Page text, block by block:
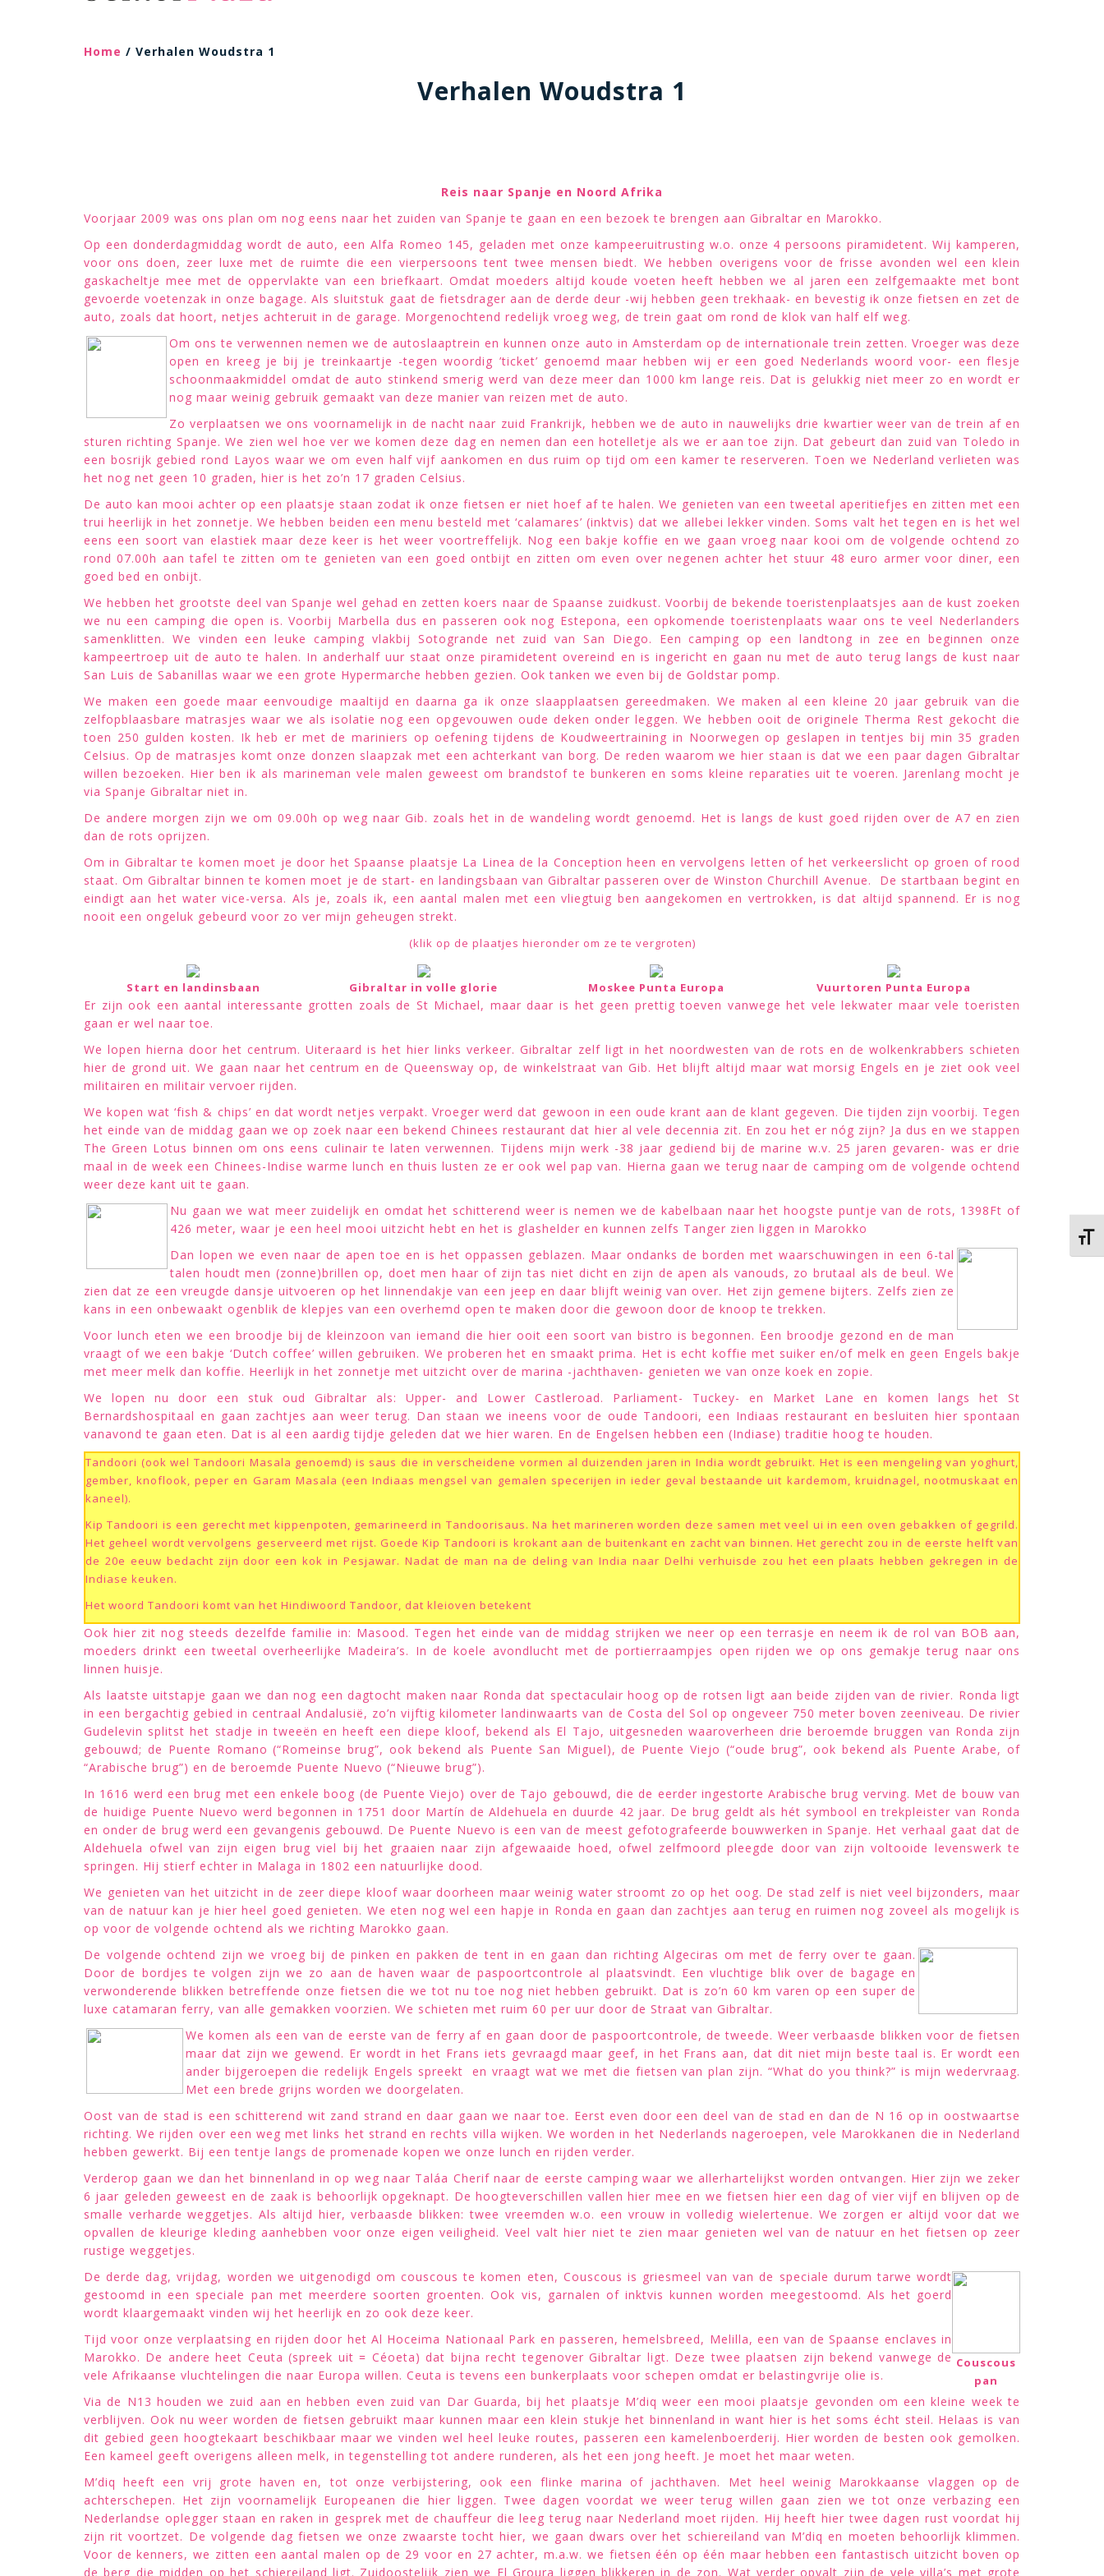
Home / Verhalen Woudstra 1
Verhalen Woudstra 1
Reis naar Spanje en Noord Afrika
Voorjaar 2009 was ons plan om nog eens naar het zuiden van Spanje te gaan en een bezoek te brengen aan Gibraltar en Marokko.
Op een donderdagmiddag wordt de auto, een Alfa Romeo 145, geladen met onze kampeeruitrusting w.o. onze 4 persoons piramidetent. Wij kamperen,
voor ons doen, zeer luxe met de ruimte die een vierpersoons tent twee mensen biedt. We hebben overigens voor de frisse avonden wel een klein
gaskacheltje mee met de oppervlakte van een briefkaart. Omdat moeders altijd koude voeten heeft hebben we al jaren een zelfgemaakte met bont
gevoerde voetenzak in onze bagage. Als sluitstuk gaat de fietsdrager aan de derde deur -wij hebben geen trekhaak- en bevestig ik onze fietsen en zet de
auto, zoals dat hoort, netjes achteruit in de garage. Morgenochtend redelijk vroeg weg, de trein gaat om rond de klok van half elf weg.
Om ons te verwennen nemen we de autoslaaptrein en kunnen onze auto in Amsterdam op de internationale trein zetten. Vroeger was deze
open en kreeg je bij je treinkaartje -tegen woordig ’ticket’ genoemd maar hebben wij er een goed Nederlands woord voor- een flesje
schoonmaakmiddel omdat de auto stinkend smerig werd van deze meer dan 1000 km lange reis. Dat is gelukkig niet meer zo en wordt er
nog maar weinig gebruik gemaakt van deze manier van reizen met de auto.
Zo verplaatsen we ons voornamelijk in de nacht naar zuid Frankrijk, hebben we de auto in nauwelijks drie kwartier weer van de trein af en
sturen richting Spanje. We zien wel hoe ver we komen deze dag en nemen dan een hotelletje als we er aan toe zijn. Dat gebeurt dan zuid van Toledo in
een bosrijk gebied rond Layos waar we om even half vijf aankomen en dus ruim op tijd om een kamer te reserveren. Toen we Nederland verlieten was
het nog net geen 10 graden, hier is het zo’n 17 graden Celsius.
De auto kan mooi achter op een plaatsje staan zodat ik onze fietsen er niet hoef af te halen. We genieten van een tweetal aperitiefjes en zitten met een
trui heerlijk in het zonnetje. We hebben beiden een menu besteld met ‘calamares’ (inktvis) dat we allebei lekker vinden. Soms valt het tegen en is het wel
eens een soort van elastiek maar deze keer is het weer voortreffelijk. Nog een bakje koffie en we gaan vroeg naar kooi om de volgende ochtend zo
rond 07.00h aan tafel te zitten om te genieten van een goed ontbijt en zitten om even over negenen achter het stuur 48 euro armer voor diner, een
goed bed en onbijt.
We hebben het grootste deel van Spanje wel gehad en zetten koers naar de Spaanse zuidkust. Voorbij de bekende toeristenplaatsjes aan de kust zoeken
we nu een camping die open is. Voorbij Marbella dus en passeren ook nog Estepona, een opkomende toeristenplaats waar ons te veel Nederlanders
samenklitten. We vinden een leuke camping vlakbij Sotogrande net zuid van San Diego. Een camping op een landtong in zee en beginnen onze
kampeertroep uit de auto te halen. In anderhalf uur staat onze piramidetent overeind en is ingericht en gaan nu met de auto terug langs de kust naar
San Luis de Sabanillas waar we een grote Hypermarche hebben gezien. Ook tanken we even bij de Goldstar pomp.
We maken een goede maar eenvoudige maaltijd en daarna ga ik onze slaapplaatsen gereedmaken. We maken al een kleine 20 jaar gebruik van die
zelfopblaasbare matrasjes waar we als isolatie nog een opgevouwen oude deken onder leggen. We hebben ooit de originele Therma Rest gekocht die
toen 250 gulden kosten. Ik heb er met de mariniers op oefening tijdens de Koudweertraining in Noorwegen op geslapen in tentjes bij min 35 graden
Celsius. Op de matrasjes komt onze donzen slaapzak met een achterkant van borg. De reden waarom we hier staan is dat we een paar dagen Gibraltar
willen bezoeken. Hier ben ik als marineman vele malen geweest om brandstof te bunkeren en soms kleine reparaties uit te voeren. Jarenlang mocht je
via Spanje Gibraltar niet in.
De andere morgen zijn we om 09.00h op weg naar Gib. zoals het in de wandeling wordt genoemd. Het is langs de kust goed rijden over de A7 en zien
dan de rots oprijzen.
Om in Gibraltar te komen moet je door het Spaanse plaatsje La Linea de la Conception heen en vervolgens letten of het verkeerslicht op groen of rood
staat. Om Gibraltar binnen te komen moet je de start- en landingsbaan van Gibraltar passeren over de Winston Churchill Avenue. De startbaan begint en
eindigt aan het water vice-versa. Als je, zoals ik, een aantal malen met een vliegtuig ben aangekomen en vertrokken, is dat altijd spannend. Er is nog
nooit een ongeluk gebeurd voor zo ver mijn geheugen strekt.
(klik op de plaatjes hieronder om ze te vergroten)
Start en landinsbaan Gibraltar in volle glorie Moskee Punta Europa Vuurtoren Punta Europa
Er zijn ook een aantal interessante grotten zoals de St Michael, maar daar is het geen prettig toeven vanwege het vele lekwater maar vele toeristen
gaan er wel naar toe.
We lopen hierna door het centrum. Uiteraard is het hier links verkeer. Gibraltar zelf ligt in het noordwesten van de rots en de wolkenkrabbers schieten
hier de grond uit. We gaan naar het centrum en de Queensway op, de winkelstraat van Gib. Het blijft altijd maar wat morsig Engels en je ziet ook veel
militairen en militair vervoer rijden.
We kopen wat ‘fish & chips’ en dat wordt netjes verpakt. Vroeger werd dat gewoon in een oude krant aan de klant gegeven. Die tijden zijn voorbij. Tegen
het einde van de middag gaan we op zoek naar een bekend Chinees restaurant dat hier al vele decennia zit. En zou het er nóg zijn? Ja dus en we stappen
The Green Lotus binnen om ons eens culinair te laten verwennen. Tijdens mijn werk -38 jaar gediend bij de marine w.v. 25 jaren gevaren- was er drie
maal in de week een Chinees-Indise warme lunch en thuis lusten ze er ook wel pap van. Hierna gaan we terug naar de camping om de volgende ochtend
weer deze kant uit te gaan.
Nu gaan we wat meer zuidelijk en omdat het schitterend weer is nemen we de kabelbaan naar het hoogste puntje van de rots, 1398Ft of
426 meter, waar je een heel mooi uitzicht hebt en het is glashelder en kunnen zelfs Tanger zien liggen in Marokko
Dan lopen we even naar de apen toe en is het oppassen geblazen. Maar ondanks de borden met waarschuwingen in een 6-tal
talen houdt men (zonne)brillen op, doet men haar of zijn tas niet dicht en zijn de apen als vanouds, zo brutaal als de beul. We
zien dat ze een vreugde dansje uitvoeren op het linnendakje van een jeep en daar blijft weinig van over. Het zijn gemene bijters. Zelfs zien ze
kans in een onbewaakt ogenblik de klepjes van een overhemd open te maken door die gewoon door de knoop te trekken.
Voor lunch eten we een broodje bij de kleinzoon van iemand die hier ooit een soort van bistro is begonnen. Een broodje gezond en de man
vraagt of we een bakje ‘Dutch coffee’ willen gebruiken. We proberen het en smaakt prima. Het is echt koffie met suiker en/of melk en geen Engels bakje
met meer melk dan koffie. Heerlijk in het zonnetje met uitzicht over de marina -jachthaven- genieten we van onze koek en zopie.
We lopen nu door een stuk oud Gibraltar als: Upper- and Lower Castleroad. Parliament- Tuckey- en Market Lane en komen langs het St
Bernardshospitaal en gaan zachtjes aan weer terug. Dan staan we ineens voor de oude Tandoori, een Indiaas restaurant en besluiten hier spontaan
vanavond te gaan eten. Dat is al een aardig tijdje geleden dat we hier waren. En de Engelsen hebben een (Indiase) traditie hoog te houden.
Tandoori (ook wel Tandoori Masala genoemd) is saus die in verscheidene vormen al duizenden jaren in India wordt gebruikt. Het is een mengeling van yoghurt,
gember, knoflook, peper en Garam Masala (een Indiaas mengsel van gemalen specerijen in ieder geval bestaande uit kardemom, kruidnagel, nootmuskaat en
kaneel).
Kip Tandoori is een gerecht met kippenpoten, gemarineerd in Tandoorisaus. Na het marineren worden deze samen met veel ui in een oven gebakken of gegrild.
Het geheel wordt vervolgens geserveerd met rijst. Goede Kip Tandoori is krokant aan de buitenkant en zacht van binnen. Het gerecht zou in de eerste helft van
de 20e eeuw bedacht zijn door een kok in Pesjawar. Nadat de man na de deling van India naar Delhi verhuisde zou het een plaats hebben gekregen in de
Indiase keuken.
Het woord Tandoori komt van het Hindiwoord Tandoor, dat kleioven betekent
Ook hier zit nog steeds dezelfde familie in: Masood. Tegen het einde van de middag strijken we neer op een terrasje en neem ik de rol van BOB aan,
moeders drinkt een tweetal overheerlijke Madeira’s. In de koele avondlucht met de portierraampjes open rijden we op ons gemakje terug naar ons
linnen huisje.
Als laatste uitstapje gaan we dan nog een dagtocht maken naar Ronda dat spectaculair hoog op de rotsen ligt aan beide zijden van de rivier. Ronda ligt
in een bergachtig gebied in centraal Andalusië, zo’n vijftig kilometer landinwaarts van de Costa del Sol op ongeveer 750 meter boven zeeniveau. De rivier
Gudelevin splitst het stadje in tweeën en heeft een diepe kloof, bekend als El Tajo, uitgesneden waaroverheen drie beroemde bruggen van Ronda zijn
gebouwd; de Puente Romano (“Romeinse brug”, ook bekend als Puente San Miguel), de Puente Viejo (“oude brug”, ook bekend als Puente Arabe, of
“Arabische brug”) en de beroemde Puente Nuevo (“Nieuwe brug”).
In 1616 werd een brug met een enkele boog (de Puente Viejo) over de Tajo gebouwd, die de eerder ingestorte Arabische brug verving. Met de bouw van
de huidige Puente Nuevo werd begonnen in 1751 door Martín de Aldehuela en duurde 42 jaar. De brug geldt als hét symbool en trekpleister van Ronda
en onder de brug werd een gevangenis gebouwd. De Puente Nuevo is een van de meest gefotografeerde bouwwerken in Spanje. Het verhaal gaat dat de
Aldehuela ofwel van zijn eigen brug viel bij het graaien naar zijn afgewaaide hoed, ofwel zelfmoord pleegde door van zijn voltooide levenswerk te
springen. Hij stierf echter in Malaga in 1802 een natuurlijke dood.
We genieten van het uitzicht in de zeer diepe kloof waar doorheen maar weinig water stroomt zo op het oog. De stad zelf is niet veel bijzonders, maar
van de natuur kan je hier heel goed genieten. We eten nog wel een hapje in Ronda en gaan dan zachtjes aan terug en ruimen nog zoveel als mogelijk is
op voor de volgende ochtend als we richting Marokko gaan.
De volgende ochtend zijn we vroeg bij de pinken en pakken de tent in en gaan dan richting Algeciras om met de ferry over te gaan.
Door de bordjes te volgen zijn we zo aan de haven waar de paspoortcontrole al plaatsvindt. Een vluchtige blik over de bagage en
verwonderende blikken betreffende onze fietsen die we tot nu toe nog niet hebben gebruikt. Dat is zo’n 60 km varen op een super de
luxe catamaran ferry, van alle gemakken voorzien. We schieten met ruim 60 per uur door de Straat van Gibraltar.
We komen als een van de eerste van de ferry af en gaan door de paspoortcontrole, de tweede. Weer verbaasde blikken voor de fietsen
maar dat zijn we gewend. Er wordt in het Frans iets gevraagd maar geef, in het Frans aan, dat dit niet mijn beste taal is. Er wordt een
ander bijgeroepen die redelijk Engels spreekt en vraagt wat we met die fietsen van plan zijn. “What do you think?” is mijn wedervraag.
Met een brede grijns worden we doorgelaten.
Oost van de stad is een schitterend wit zand strand en daar gaan we naar toe. Eerst even door een deel van de stad en dan de N 16 op in oostwaartse
richting. We rijden over een weg met links het strand en rechts villa wijken. We worden in het Nederlands nageroepen, vele Marokkanen die in Nederland
hebben gewerkt. Bij een tentje langs de promenade kopen we onze lunch en rijden verder.
Verderop gaan we dan het binnenland in op weg naar Taláa Cherif naar de eerste camping waar we allerhartelijkst worden ontvangen. Hier zijn we zeker
6 jaar geleden geweest en de zaak is behoorlijk opgeknapt. De hoogteverschillen vallen hier mee en we fietsen hier een dag of vier vijf en blijven op de
smalle verharde weggetjes. Als altijd hier, verbaasde blikken: twee vreemden w.o. een vrouw in volledig wielertenue. We zorgen er altijd voor dat we
opvallen de kleurige kleding aanhebben voor onze eigen veiligheid. Veel valt hier niet te zien maar genieten wel van de natuur en het fietsen op zeer
rustige weggetjes.
De derde dag, vrijdag, worden we uitgenodigd om couscous te komen eten, Couscous is griesmeel van van de speciale durum tarwe wordt
gestoomd in een speciale pan met meerdere soorten groenten. Ook vis, garnalen of inktvis kunnen worden meegestoomd. Als het goerd
wordt klaargemaakt vinden wij het heerlijk en zo ook deze keer.
Tijd voor onze verplaatsing en rijden door het Al Hoceima Nationaal Park en passeren, hemelsbreed, Melilla, een van de Spaanse enclaves in
Marokko. De andere heet Ceuta (spreek uit = Céoeta) dat bijna recht tegenover Gibraltar ligt. Deze twee plaatsen zijn bekend vanwege de
vele Afrikaanse vluchtelingen die naar Europa willen. Ceuta is tevens een bunkerplaats voor schepen omdat er belastingvrije olie is.
Couscous
pan
Via de N13 houden we zuid aan en hebben even zuid van Dar Guarda, bij het plaatsje M’diq weer een mooi plaatsje gevonden om een kleine week te
verblijven. Ook nu weer worden de fietsen gebruikt maar kunnen maar een klein stukje het binnenland in want hier is het soms écht steil. Helaas is van
dit gebied geen hoogtekaart beschikbaar maar we vinden wel heel leuke routes, passeren een kamelenboerderij. Hier worden de besten ook gemolken.
Een kameel geeft overigens alleen melk, in tegenstelling tot andere runderen, als het een jong heeft. Je moet het maar weten.
M’diq heeft een vrij grote haven en, tot onze verbijstering, ook een flinke marina of jachthaven. Met heel weinig Marokkaanse vlaggen op de
achterschepen. Het zijn voornamelijk Europeanen die hier liggen. Twee dagen voordat we weer terug willen gaan zien we tot onze verbazing een
Nederlandse oplegger staan en raken in gesprek met de chauffeur die leeg terug naar Nederland moet rijden. Hij heeft hier twee dagen rust voordat hij
zijn rit voortzet. De volgende dag fietsen we onze zwaarste tocht hier, we gaan dwars over het schiereiland van M’diq en moeten behoorlijk klimmen.
Voor de kenners, we zitten een aantal malen op de 29 voor en 27 achter, m.a.w. we fietsen één op één maar hebben een fantastisch uitzicht boven op
de berg die midden op het schiereiland ligt. Zuidoostelijk zien we El Groura liggen blikkeren in de zon. Wat verder opvalt zijn de vele villa’s met grote